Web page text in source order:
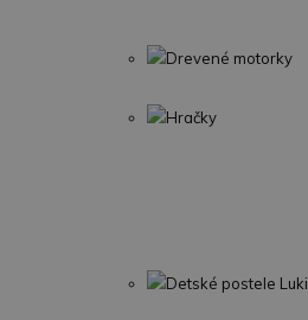
Drevené motorky
Hračky
Detské postele Luki